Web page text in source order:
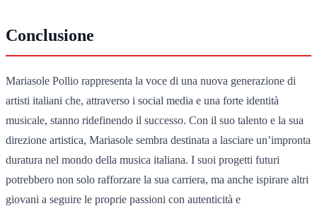
Conclusione
Mariasole Pollio rappresenta la voce di una nuova generazione di
artisti italiani che, attraverso i social media e una forte identità
musicale, stanno ridefinendo il successo. Con il suo talento e la sua
direzione artistica, Mariasole sembra destinata a lasciare un’impronta
duratura nel mondo della musica italiana. I suoi progetti futuri
potrebbero non solo rafforzare la sua carriera, ma anche ispirare altri
giovani a seguire le proprie passioni con autenticità e